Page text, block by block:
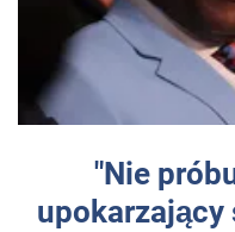
"Nie
upokarzający